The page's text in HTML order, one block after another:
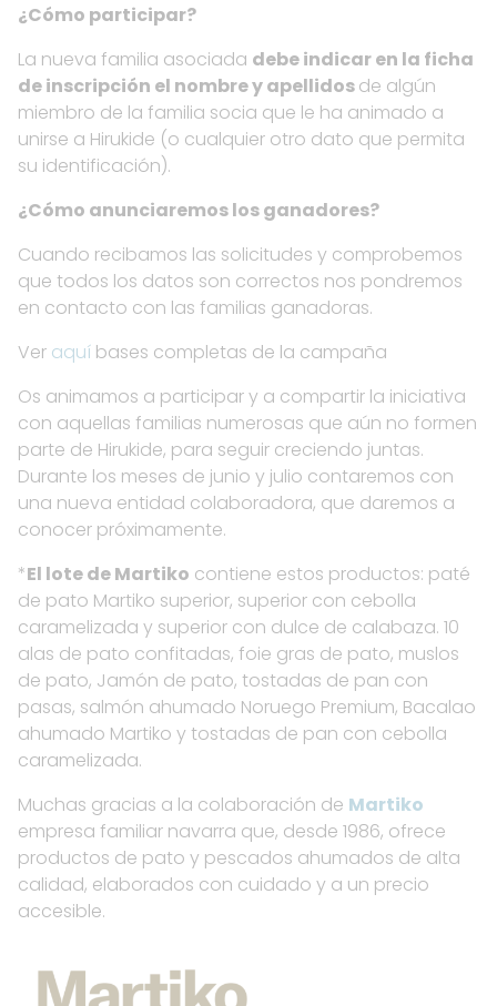
¿Cómo participar?
La nueva familia asociada debe indicar en la ficha
de inscripción el nombre y apellidosde algún
miembro de la familia socia que le ha animado a
unirse a Hirukide (o cualquier otro dato que permita
su identificación).
¿Cómo anunciaremos los ganadores?
Cuando recibamos las solicitudes y comprobemos
que todos los datos son correctos nos pondremos
en contacto con las familias ganadoras.
Ver aquí bases completas de la campaña
Os animamos a participar y a compartir la iniciativa
con aquellas familias numerosas que aún no formen
parte de Hirukide, para seguir creciendo juntas.
Durante los meses de junio y julio contaremos con
una nueva entidad colaboradora, que daremos a
conocer próximamente.
*El lote de Martiko contiene estos productos: paté
de pato Martiko superior, superior con cebolla
caramelizada y superior con dulce de calabaza. 10
alas de pato confitadas, foie gras de pato, muslos
de pato, Jamón de pato, tostadas de pan con
pasas, salmón ahumado Noruego Premium, Bacalao
ahumado Martiko y tostadas de pan con cebolla
caramelizada.
Muchas gracias a la colaboración de Martiko
empresa familiar navarra que, desde 1986, ofrece
productos de pato y pescados ahumados de alta
calidad, elaborados con cuidado y a un precio
accesible.